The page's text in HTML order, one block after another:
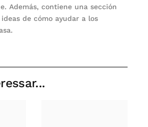
Además, contiene una sección
de cómo ayudar a los